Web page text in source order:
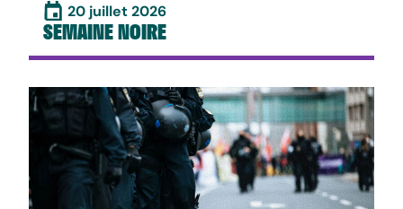
20 juillet 2026
SEMAINE NOIRE